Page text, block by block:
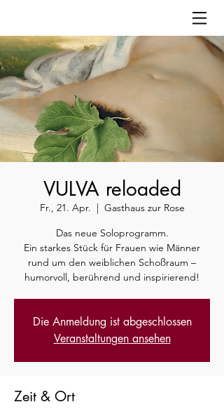
VULVA reloaded
Fr., 21. Apr.
  |
Gasthaus zur Rose
Das neue Soloprogramm.
Ein starkes Stück für Frauen wie Männer
rund um den weiblichen Schoßraum –
humorvoll, berührend und inspirierend!
Die Anmeldung ist abgeschlossen
Veranstaltungen ansehen
Zeit & Ort